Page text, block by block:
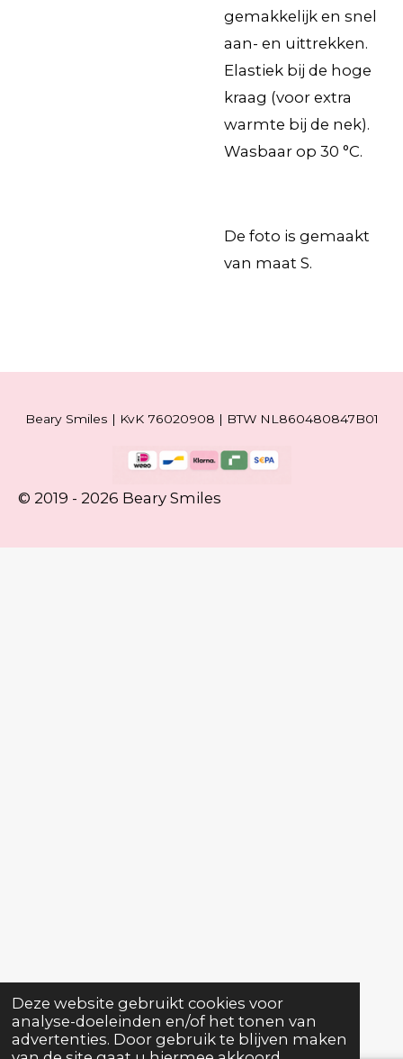
Deze website gebruikt cookies voor
analyse-doeleinden en/of het tonen van
advertenties. Door gebruik te blijven maken
gemakkelijk en snel
aan- en uittrekken.
Elastiek bij de hoge
kraag (voor extra
warmte bij de nek).
Wasbaar op 30 °C.
De foto is gemaakt
van maat S.
Beary Smiles | KvK 76020908 | BTW NL860480847B01
© 2019 - 2026 Beary Smiles